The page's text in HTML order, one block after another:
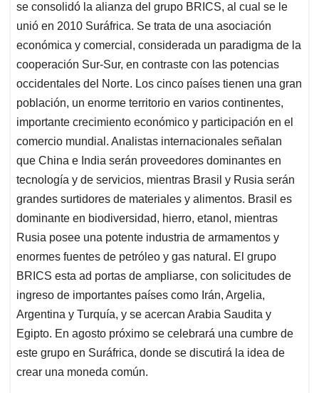
se consolidó la alianza del grupo BRICS, al cual se le
unió en 2010 Suráfrica. Se trata de una asociación
económica y comercial, considerada un paradigma de la
cooperación Sur-Sur, en contraste con las potencias
occidentales del Norte. Los cinco países tienen una gran
población, un enorme territorio en varios continentes,
importante crecimiento económico y participación en el
comercio mundial. Analistas internacionales señalan
que China e India serán proveedores dominantes en
tecnología y de servicios, mientras Brasil y Rusia serán
grandes surtidores de materiales y alimentos. Brasil es
dominante en biodiversidad, hierro, etanol, mientras
Rusia posee una potente industria de armamentos y
enormes fuentes de petróleo y gas natural. El grupo
BRICS esta ad portas de ampliarse, con solicitudes de
ingreso de importantes países como Irán, Argelia,
Argentina y Turquía, y se acercan Arabia Saudita y
Egipto. En agosto próximo se celebrará una cumbre de
este grupo en Suráfrica, donde se discutirá la idea de
crear una moneda común.